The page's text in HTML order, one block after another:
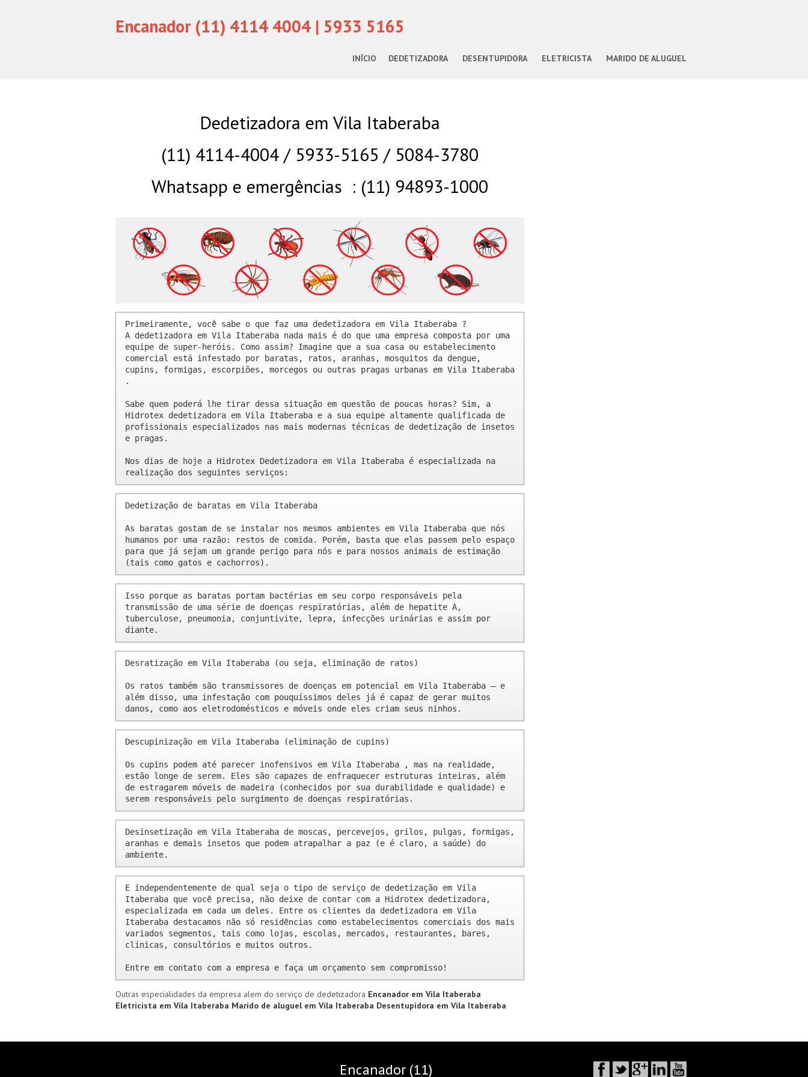
Encanador (11) 4114 4004 | 5933 5165
INÍCIO DEDETIZADORA DESENTUPIDORA ELETRICISTA MARIDO DE ALUGUEL
Dedetizadora em Vila Itaberaba
(11) 4114-4004 / 5933-5165 / 5084-3780
Whatsapp e emergências : (11) 94893-1000
Primeiramente, você sabe o que faz uma dedetizadora em Vila Itaberaba ?
A dedetizadora em Vila Itaberaba nada mais é do que uma empresa composta por uma
equipe de super-heróis. Como assim? Imagine que a sua casa ou estabelecimento
comercial está infestado por baratas, ratos, aranhas, mosquitos da dengue,
cupins, formigas, escorpiões, morcegos ou outras pragas urbanas em Vila Itaberaba
.
Sabe quem poderá lhe tirar dessa situação em questão de poucas horas? Sim, a
Hidrotex dedetizadora em Vila Itaberaba e a sua equipe altamente qualificada de
profissionais especializados nas mais modernas técnicas de dedetização de insetos
e pragas.
Nos dias de hoje a Hidrotex Dedetizadora em Vila Itaberaba é especializada na
realização dos seguintes serviços:
Dedetização de baratas em Vila Itaberaba
As baratas gostam de se instalar nos mesmos ambientes em Vila Itaberaba que nós
humanos por uma razão: restos de comida. Porém, basta que elas passem pelo espaço
para que já sejam um grande perigo para nós e para nossos animais de estimação
(tais como gatos e cachorros).
Isso porque as baratas portam bactérias em seu corpo responsáveis pela
transmissão de uma série de doenças respiratórias, além de hepatite A,
tuberculose, pneumonia, conjuntivite, lepra, infecções urinárias e assim por
diante.
Desratização em Vila Itaberaba (ou seja, eliminação de ratos)
Os ratos também são transmissores de doenças em potencial em Vila Itaberaba – e
além disso, uma infestação com pouquíssimos deles já é capaz de gerar muitos
danos, como aos eletrodomésticos e móveis onde eles criam seus ninhos.
Descupinização em Vila Itaberaba (eliminação de cupins)
Os cupins podem até parecer inofensivos em Vila Itaberaba , mas na realidade,
estão longe de serem. Eles são capazes de enfraquecer estruturas inteiras, além
de estragarem móveis de madeira (conhecidos por sua durabilidade e qualidade) e
serem responsáveis pelo surgimento de doenças respiratórias.
Desinsetização em Vila Itaberaba de moscas, percevejos, grilos, pulgas, formigas,
aranhas e demais insetos que podem atrapalhar a paz (e é claro, a saúde) do
ambiente.
E independentemente de qual seja o tipo de serviço de dedetização em Vila
Itaberaba que você precisa, não deixe de contar com a Hidrotex dedetizadora,
especializada em cada um deles. Entre os clientes da dedetizadora em Vila
Itaberaba destacamos não só residências como estabelecimentos comerciais dos mais
variados segmentos, tais como lojas, escolas, mercados, restaurantes, bares,
clínicas, consultórios e muitos outros.
Entre em contato com a empresa e faça um orçamento sem compromisso!
Outras especialidades da empresa alem do serviço de dedetizadora Encanador em Vila Itaberaba
Eletricista em Vila Itaberaba Marido de aluguel em Vila Itaberaba Desentupidora em Vila Itaberaba
Encanador (11)